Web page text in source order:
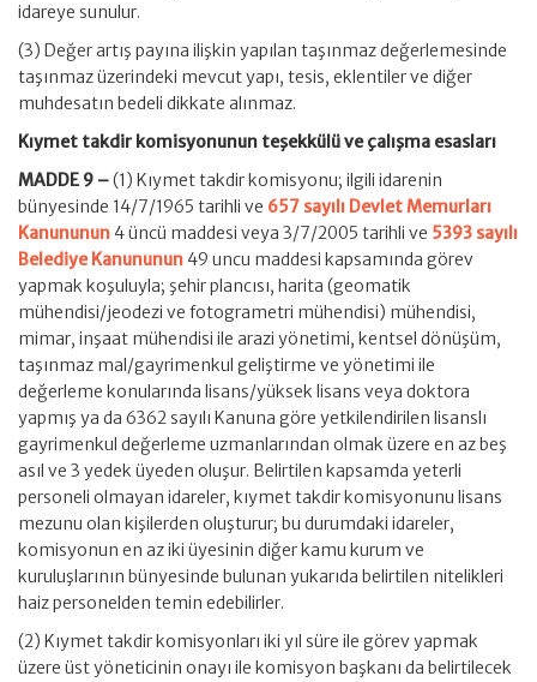
idareye sunulur.
(3) Değer artış payına ilişkin yapılan taşınmaz değerlemesinde
taşınmaz üzerindeki mevcut yapı, tesis, eklentiler ve diğer
muhdesatın bedeli dikkate alınmaz.
Kıymet takdir komisyonunun teşekkülü ve çalışma esasları
MADDE 9 –(1) Kıymet takdir komisyonu; ilgili idarenin
bünyesinde 14/7/1965 tarihli ve 657 sayılı Devlet Memurları
Kanununun 4 üncü maddesi veya 3/7/2005 tarihli ve 5393 sayılı
Belediye Kanununun 49 uncu maddesi kapsamında görev
yapmak koşuluyla; şehir plancısı, harita (geomatik
mühendisi/jeodezi ve fotogrametri mühendisi) mühendisi,
mimar, inşaat mühendisi ile arazi yönetimi, kentsel dönüşüm,
taşınmaz mal/gayrimenkul geliştirme ve yönetimi ile
değerleme konularında lisans/yüksek lisans veya doktora
yapmış ya da 6362 sayılı Kanuna göre yetkilendirilen lisanslı
gayrimenkul değerleme uzmanlarından olmak üzere en az beş
asıl ve 3 yedek üyeden oluşur. Belirtilen kapsamda yeterli
personeli olmayan idareler, kıymet takdir komisyonunu lisans
mezunu olan kişilerden oluşturur; bu durumdaki idareler,
komisyonun en az iki üyesinin diğer kamu kurum ve
kuruluşlarının bünyesinde bulunan yukarıda belirtilen nitelikleri
haiz personelden temin edebilirler.
(2) Kıymet takdir komisyonları iki yıl süre ile görev yapmak
üzere üst yöneticinin onayı ile komisyon başkanı da belirtilecek